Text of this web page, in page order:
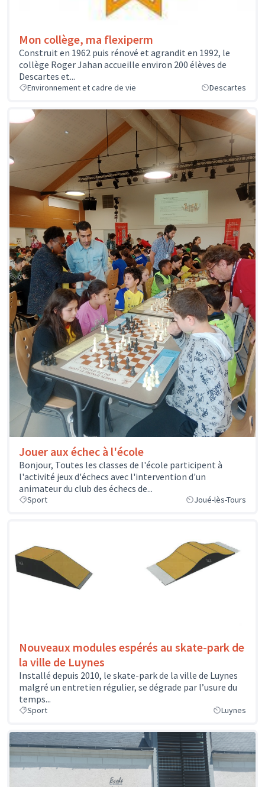
Mon collège, ma flexiperm
Construit en 1962 puis rénové et agrandit en 1992, le
collège Roger Jahan accueille environ 200 élèves de
Descartes et...
Environnement et cadre de vie Descartes
Jouer aux échec à l'école
Bonjour, Toutes les classes de l'école participent à
l'activité jeux d'échecs avec l'intervention d'un
animateur du club des échecs de...
Sport Joué-lès-Tours
Nouveaux modules espérés au skate-park de
la ville de Luynes
Installé depuis 2010, le skate-park de la ville de Luynes
malgré un entretien régulier, se dégrade par l’usure du
temps...
Sport Luynes